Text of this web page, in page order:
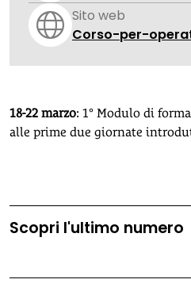
Sito web
Corso-per-
18-22 marzo: 1° Modulo di
alle prime due giornate
Scopri l'ultimo numero